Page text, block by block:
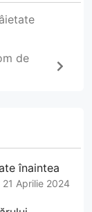
de
înaintea
21 Aprilie 2024